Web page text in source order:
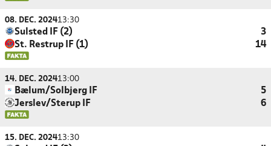
08. DEC. 202413:30
Sulsted IF (2)
3
St. Restrup IF (1)
14
14. DEC. 202413:00
Bælum/Solbjerg IF
5
Jerslev/Sterup IF
6
15. DEC. 202413:30